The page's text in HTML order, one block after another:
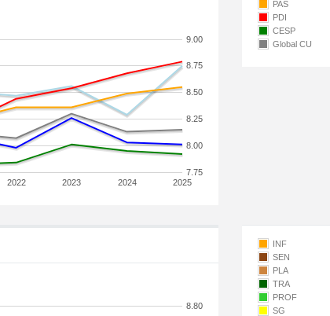
2022 2023 2024 2025
7.75
8.00
8.25
8.50
8.75
9.00
PAS
PDI
CESP
Global CU
8.80
INF
SEN
PLA
TRA
PROF
SG